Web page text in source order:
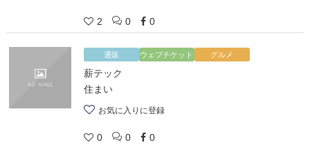
2 0 0
通販 ウェブチケット グルメ
薪テック
住まい
お気に入りに登録
0 0 0